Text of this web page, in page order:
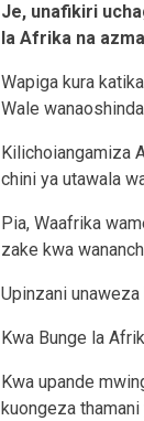
Je, unafikiri
la Afrika na
Wapiga kura
Wale
Kilichoiangamiza
chini ya utawala
Pia, Waafrika
zake kwa
Upinzani
Kwa Bunge la
Kwa upande
kuongeza thamani